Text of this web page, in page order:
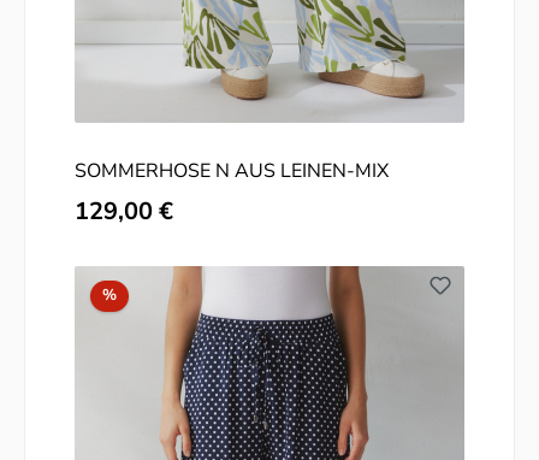
SOMMERHOSE N AUS LEINEN-MIX
Regulärer Preis:
129,00 €
%Rabatt